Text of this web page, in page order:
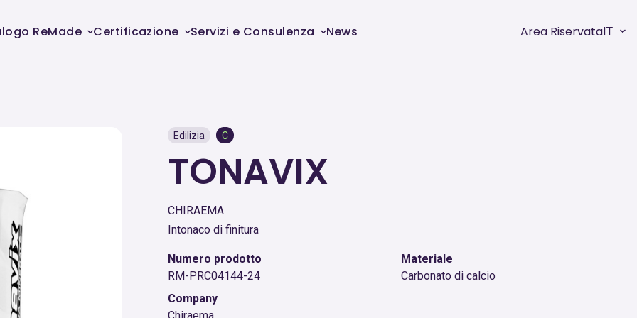
ReMade Certificazione Servizi e Consulenza News Area RiservataIT
Edilizia C
TONAVIX
CHIRAEMA
Intonaco di finitura
Numero prodotto
RM-PRC04144-24
Materiale
Carbonato di calcio
Company